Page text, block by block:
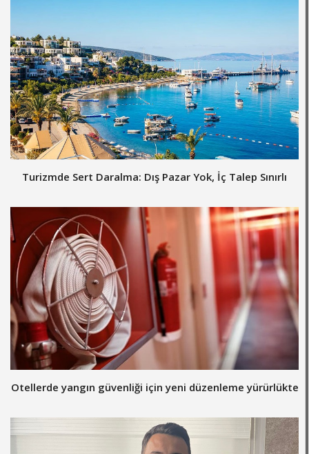
Turizmde Sert Daralma: Dış Pazar Yok, İç Talep Sınırlı
Otellerde yangın güvenliği için yeni düzenleme yürürlükte